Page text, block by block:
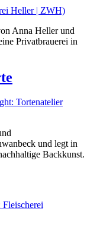
Anna Heller und
Privatbrauerei in
und legt in
Backkunst.